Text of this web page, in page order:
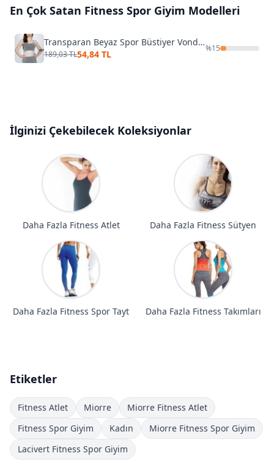
En Çok Satan Fitness Spor Giyim Modelleri
Transparan Beyaz Spor Büstiyer Vonda Wear
189,03 TL54,84 TL
%15
İlginizi Çekebilecek Koleksiyonlar
Daha Fazla Fitness Atlet Daha Fazla Fitness Sütyen
Daha Fazla Fitness Spor Tayt Daha Fazla Fitness Takımları
Etiketler
Fitness Atlet Miorre
Miorre Fitness Atlet
Fitness Spor Giyim
Kadın
Miorre Fitness Spor Giyim
Lacivert Fitness Spor Giyim